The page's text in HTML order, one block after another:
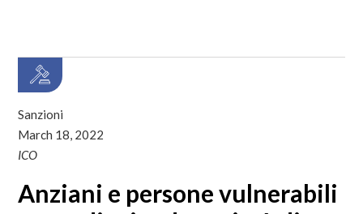
Sanzioni
March 18, 2022
ICO
Anziani e persone vulnerabili